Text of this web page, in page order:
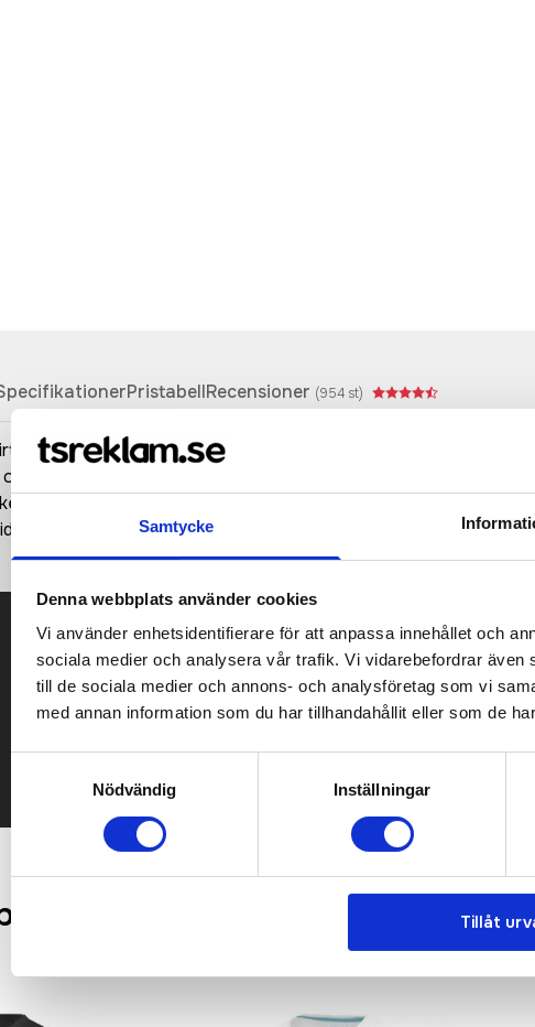
Samtycke
Denna webbplats använder cookies
Vi använder enhetsidentifierare för att anpassa innehållet och
sociala medier och analysera vår trafik. Vi vidarebefordrar även
till de sociala medier och annons- och analysföretag som vi
med annan information som du har tillhandahållit eller som de
Nödvändig
Inställningar
Tillåt
PristabellRecensioner (954 st)
Unisex/herrmodell är perfekt för alla evenemang. De korta
aktiviteter. Tillverkad av 150 g/m² bomull är den lätt och
Tack vare den invändiga nacketiketten som enkelt
som storleksinformationen behålls.
Prisuppgift
Kontakta oss här för att få förslag
Det går också utmärkt